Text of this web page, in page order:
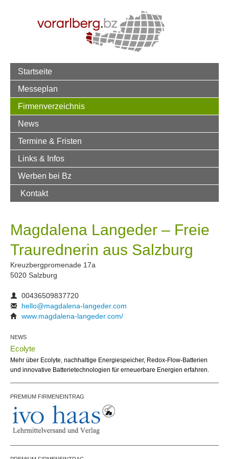
Startseite
Messeplan
Firmenverzeichnis
News
Termine & Fristen
Links & Infos
Werben bei Bz
Kontakt
Magdalena Langeder – Freie
Traurednerin aus Salzburg
Kreuzbergpromenade 17a
5020 Salzburg
00436509837720
hello@magdalena-langeder.com
www.magdalena-langeder.com/
NEWS
Ecolyte
Mehr über Ecolyte, nachhaltige Energiespeicher, Redox-Flow-Batterien
und innovative Batterietechnologien für erneuerbare Energien erfahren.
PREMIUM FIRMENEINTRAG